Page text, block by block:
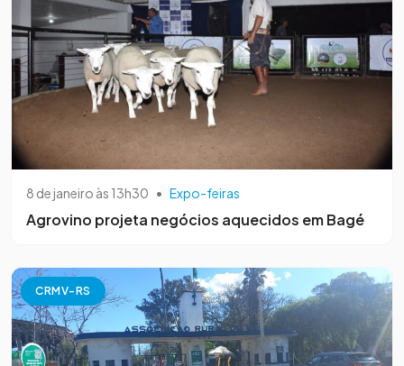
8 de janeiro às 13h30 • Expo-feiras
Agrovino projeta negócios aquecidos em Bagé
CRMV-RS